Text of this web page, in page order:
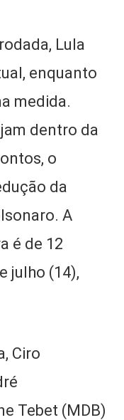
Lula
enquanto
medida.
dentro da
o
da
A
é de 12
julho (14),
Ciro
Tebet (MDB)